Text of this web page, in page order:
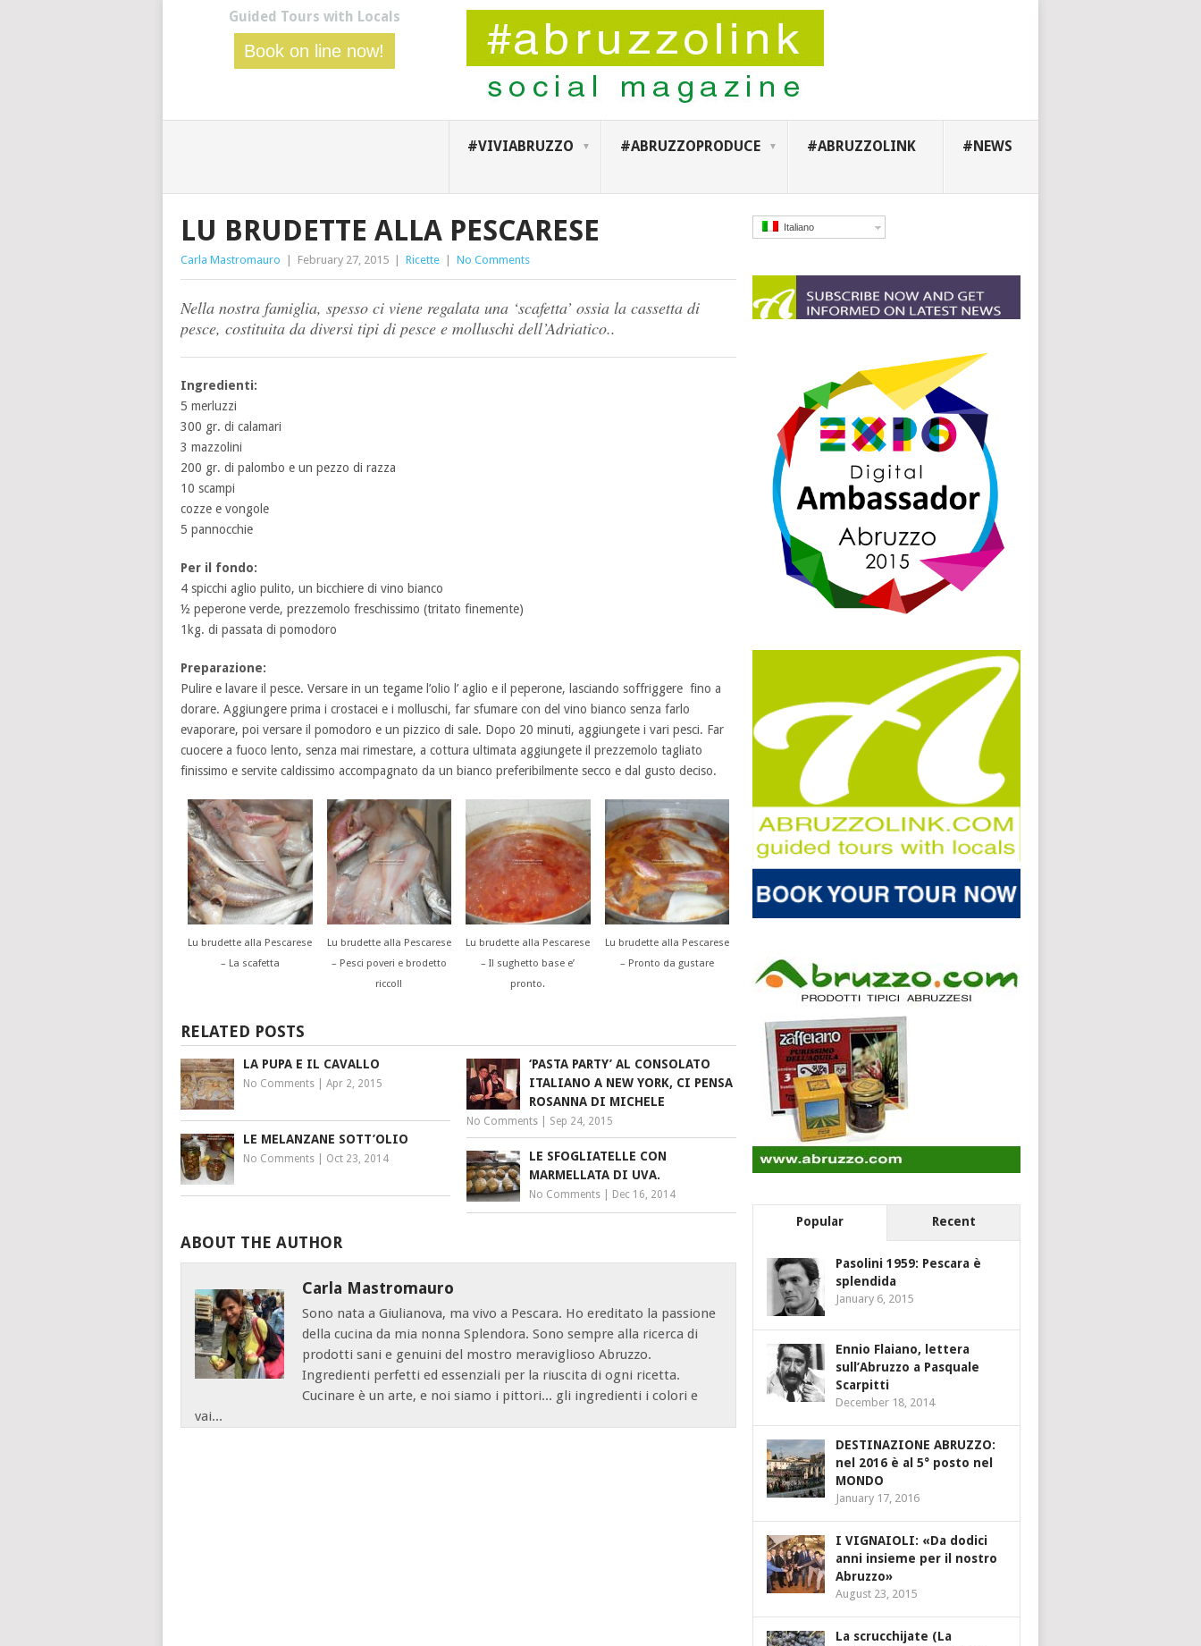
Guided Tours with Locals
Book on line now!
#VIVIABRUZZO #ABRUZZOPRODUCE #ABRUZZOLINK #NEWS
LU BRUDETTE ALLA PESCARESE
Carla Mastromauro February 27, 2015 Ricette No Comments
Nella nostra famiglia, spesso ci viene regalata una ‘scafetta’ ossia la cassetta di
pesce, costituita da diversi tipi di pesce e molluschi dell’Adriatico..
Ingredienti:
5 merluzzi
300 gr. di calamari
3 mazzolini
200 gr. di palombo e un pezzo di razza
10 scampi
cozze e vongole
5 pannocchie
Per il fondo:
4 spicchi aglio pulito, un bicchiere di vino bianco
½ peperone verde, prezzemolo freschissimo (tritato finemente)
1kg. di passata di pomodoro
Preparazione:
Pulire e lavare il pesce. Versare in un tegame l’olio l’ aglio e il peperone, lasciando soffriggere fino a
dorare. Aggiungere prima i crostacei e i molluschi, far sfumare con del vino bianco senza farlo
evaporare, poi versare il pomodoro e un pizzico di sale. Dopo 20 minuti, aggiungete i vari pesci. Far
cuocere a fuoco lento, senza mai rimestare, a cottura ultimata aggiungete il prezzemolo tagliato
finissimo e servite caldissimo accompagnato da un bianco preferibilmente secco e dal gusto deciso.
Lu brudette alla Pescarese
– La scafetta
Lu brudette alla Pescarese
– Pesci poveri e brodetto
ricco!!
Lu brudette alla Pescarese
– Il sughetto base e’
pronto.
Lu brudette alla Pescarese
– Pronto da gustare
RELATED POSTS
LA PUPA E IL CAVALLO
No Comments Apr 2, 2015
‘PASTA PARTY’ AL CONSOLATO
ITALIANO A NEW YORK, CI PENSA
ROSANNA DI MICHELE
No Comments Sep 24, 2015
LE MELANZANE SOTT’OLIO
No Comments Oct 23, 2014
LE SFOGLIATELLE CON
MARMELLATA DI UVA.
No Comments Dec 16, 2014
ABOUT THE AUTHOR
Carla Mastromauro
Sono nata a Giulianova, ma vivo a Pescara. Ho ereditato la passione
della cucina da mia nonna Splendora. Sono sempre alla ricerca di
prodotti sani e genuini del mostro meraviglioso Abruzzo.
Ingredienti perfetti ed essenziali per la riuscita di ogni ricetta.
Cucinare è un arte, e noi siamo i pittori... gli ingredienti i colori e
vai...
Italiano
Popular Recent
Pasolini 1959: Pescara è
splendida
January 6, 2015
Ennio Flaiano, lettera
sull’Abruzzo a Pasquale
Scarpitti
December 18, 2014
DESTINAZIONE ABRUZZO:
nel 2016 è al 5° posto nel
MONDO
January 17, 2016
I VIGNAIOLI: «Da dodici
anni insieme per il nostro
Abruzzo»
August 23, 2015
La scrucchijate (La